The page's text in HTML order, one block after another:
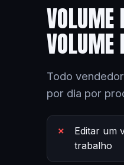
VOLUME
VOLUME
Todo
por dia por
Editar um
trabalho